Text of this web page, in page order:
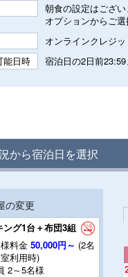
朝食の設定はござ
オプションからご選
オンラインクレジ
能日時
宿泊日の2日前
から宿泊日を選択
の変更
グ1台＋布団3組
料金50,000円～ (2名
利用時)
2～5名様